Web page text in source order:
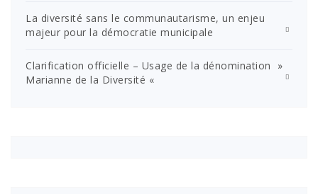
La diversité sans le communautarisme, un enjeu
majeur pour la démocratie municipale
Clarification officielle – Usage de la dénomination »
Marianne de la Diversité «